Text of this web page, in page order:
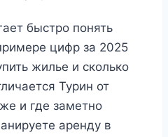
быстро понять
цифр за 2025
жилье и сколько
Турин от
и где заметно
аренду в